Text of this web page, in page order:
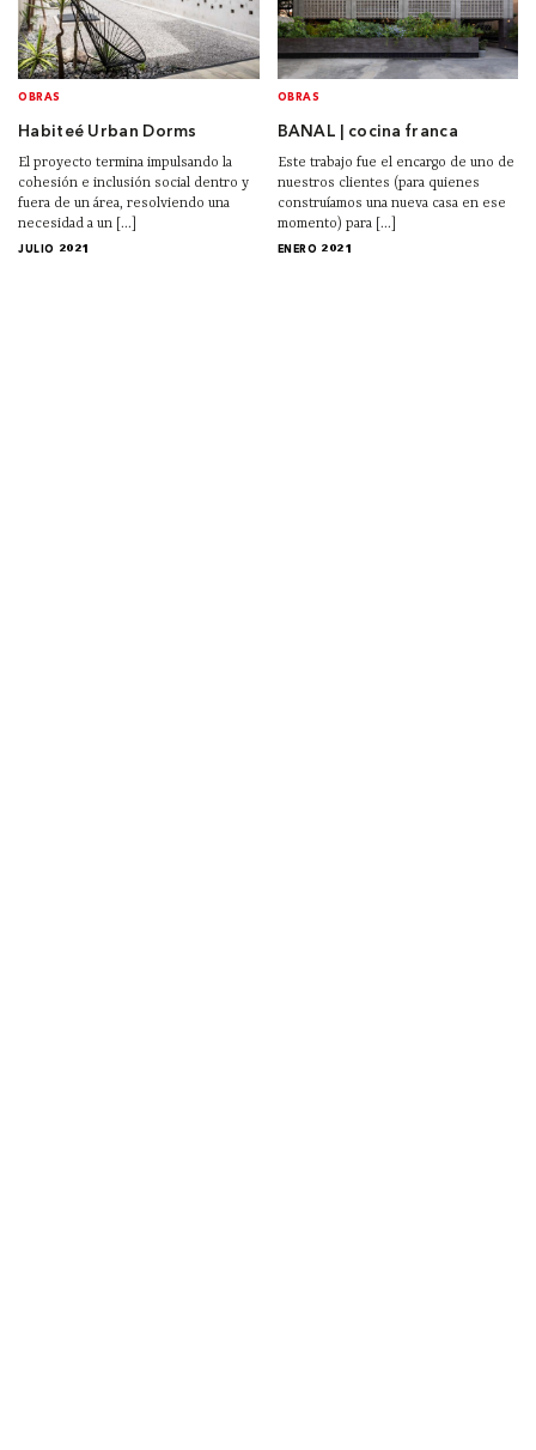
OBRAS
Habiteé Urban Dorms
El proyecto termina impulsando la
cohesión e inclusión social dentro y
fuera de un área, resolviendo una
necesidad a un [...]
JULIO 2021
OBRAS
BANAL | cocina franca
Este trabajo fue el encargo de uno de
nuestros clientes (para quienes
construíamos una nueva casa en ese
momento) para [...]
ENERO 2021